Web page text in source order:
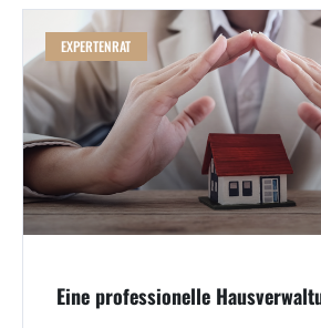
EXPERTENRAT
Eine professionelle